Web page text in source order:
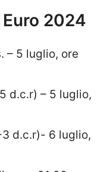
2024
– 5 luglio, ore
d.c.r) – 5 luglio,
d.c.r)- 6 luglio,